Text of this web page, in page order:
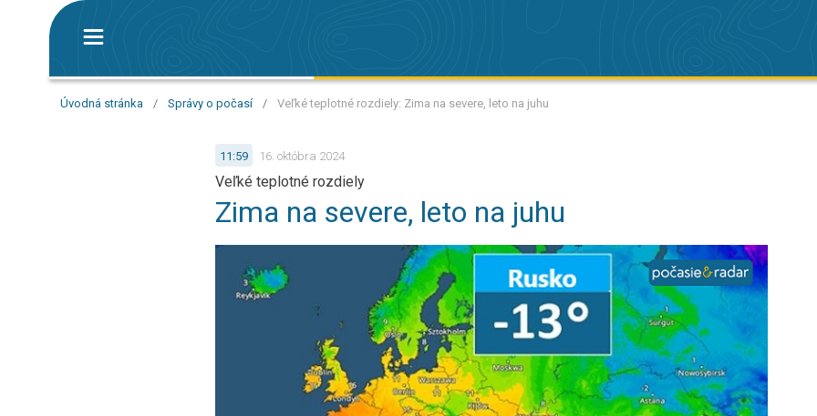
Úvodná stránka / Správy o počasí / Veľké teplotné rozdiely: Zima na severe, leto na juhu
11:59 16. októbra 2024
Veľké teplotné rozdiely
Zima na severe, leto na juhu